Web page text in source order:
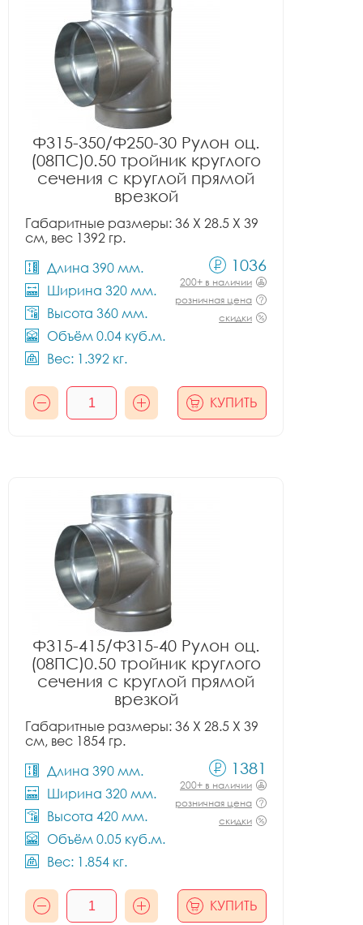
Ф315-350/Ф250-30 Рулон оц.
(08ПС)0.50 тройник круглого
сечения с круглой прямой
врезкой
Габаритные размеры: 36 X 28.5 X 39
см, вес 1392 гр.
Длина 390 мм.
Ширина 320 мм.
Высота 360 мм.
Объём 0.04 куб.м.
Вес: 1.392 кг.
1036
200+ в наличии
розничная цена
скидки
КУПИТЬ
Ф315-415/Ф315-40 Рулон оц.
(08ПС)0.50 тройник круглого
сечения с круглой прямой
врезкой
Габаритные размеры: 36 X 28.5 X 39
см, вес 1854 гр.
Длина 390 мм.
Ширина 320 мм.
Высота 420 мм.
Объём 0.05 куб.м.
Вес: 1.854 кг.
1381
200+ в наличии
розничная цена
скидки
КУПИТЬ